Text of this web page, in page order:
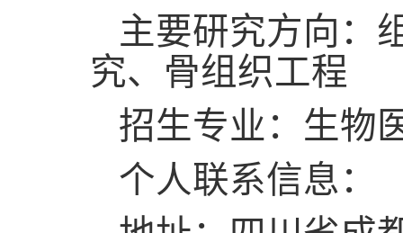
主要研究方向：
究、骨组织工程
招生专业：生物
个人联系信息：